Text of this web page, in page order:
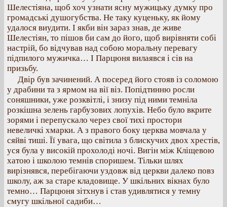
Шелестіяна, щоб хоч узнати ясну мужицьку думку про
громадські душогубства. Не таку куценьку, як йому
удалося виудити. І якби він зараз знав, де живе
Шелестіян, то пішов би сам до його, щоб вирівняти собі
настрій, бо відчував над собою моральну перевагу
підпилого мужичка… І Парцюня вилаявся і сів на
призьбу.
Двір був зачинений. А посеред його стояв із соломою
у драбини та з ярмом на вії віз. Попідтинню росли
соняшники, уже розквітлі, і знизу під ними темніла
розкішна зелень гарбузових лопухів. Небо було вкрите
зорями і перепускало через свої тихі простори
невеличкі хмарки. А з правого боку церква мовчала у
сяйві тиші. Її увага, що світила з блискучих двох хрестів,
уся була у високій прохолоді ночі. Вигін між Кліщевою
хатою і школою темнів споришем. Тільки шлях
вирізнявся, перебігаючи уздовж від церкви далеко повз
школу, аж за старе кладовище. У шкільних вікнах було
темно… Парцюня зітхнув і став удивлятися у темну
смугу шкільної садиби…